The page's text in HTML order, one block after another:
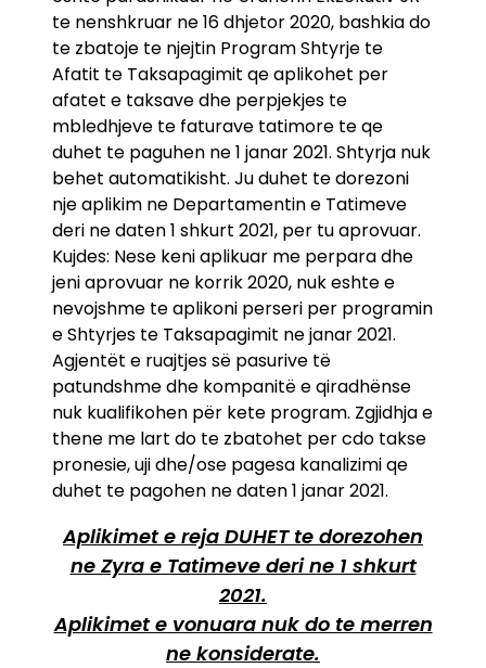
te nenshkruar ne 16 dhjetor 2020, bashkia do
te zbatoje te njejtin Program Shtyrje te
Afatit te Taksapagimit qe aplikohet per
afatet e taksave dhe perpjekjes te
mbledhjeve te faturave tatimore te qe
duhet te paguhen ne 1 janar 2021. Shtyrja nuk
behet automatikisht. Ju duhet te dorezoni
nje aplikim ne Departamentin e Tatimeve
deri ne daten 1 shkurt 2021, per tu aprovuar.
Kujdes: Nese keni aplikuar me perpara dhe
jeni aprovuar ne korrik 2020, nuk eshte e
nevojshme te aplikoni perseri per programin
e Shtyrjes te Taksapagimit ne janar 2021.
Agjentët e ruajtjes së pasurive të
patundshme dhe kompanitë e qiradhënse
nuk kualifikohen për kete program. Zgjidhja e
thene me lart do te zbatohet per cdo takse
pronesie, uji dhe/ose pagesa kanalizimi qe
duhet te pagohen ne daten 1 janar 2021.
Aplikimet e reja DUHET te dorezohen
ne Zyra e Tatimeve deri ne 1 shkurt
2021.
Aplikimet e vonuara nuk do te merren
ne konsiderate.